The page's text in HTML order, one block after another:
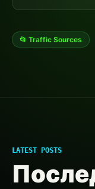
📂 Traffic Sources
LATEST POSTS